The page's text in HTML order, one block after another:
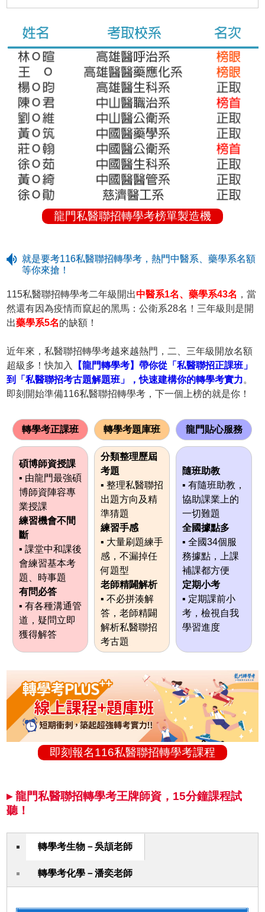
龍門私醫聯招轉學考榜單製造機
就是要考116私醫聯招轉學考，熱門中醫系、藥學系名額
等你來搶！
115私醫聯招轉學考二年級開出中醫系1名、藥學系43名 ，當
然還有因為疫情而竄起的黑馬：公衛系28名！三年級則是開
出藥學系5名的缺額！
近年來，私醫聯招轉學考越來越熱門，二、三年級開放名額
超級多！快加入
【龍門轉學考】帶你從「私醫聯招正課班」
到「私醫聯招考古題解題班」，快速建構你的轉學考實力。
即刻開始準備116私醫聯招轉學考，下一個上榜的就是你！
轉學考正課班 轉學考題庫班 龍門貼心服務
碩博師資授課
▪ 由龍門最強碩
博師資陣容專
業授課
練習機會不間
斷
▪ 課堂中和課後
會練習基本考
題、時事題
有問必答
▪ 有各種溝通管
道，疑問立即
獲得解答
分類整理歷屆
考題
▪ 整理私醫聯招
出題方向及精
準猜題
練習手感
▪ 大量刷題練手
感，不漏掉任
何題型
老師精闢解析
▪ 不必拼湊解
答，老師精闢
解析私醫聯招
考古題
隨班助教
▪ 有隨班助教，
協助課業上的
一切難題
全國據點多
▪ 全國34個服
務據點，上課
補課都方便
定期小考
▪ 定期課前小
考，檢視自我
學習進度
即刻報名116私醫聯招轉學考課程
▸ 龍門私醫聯招轉學考王牌師資，15分鐘課程試
聽！
轉學考生物－吳頡老師
轉學考化學－潘奕老師